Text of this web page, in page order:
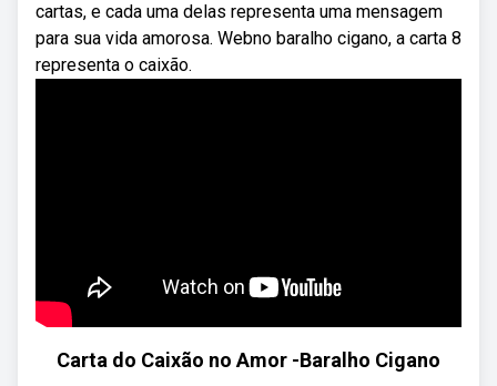
cartas, e cada uma delas representa uma mensagem
para sua vida amorosa. Webno baralho cigano, a carta 8
representa o caixão.
Carta do Caixão no Amor -Baralho Cigano